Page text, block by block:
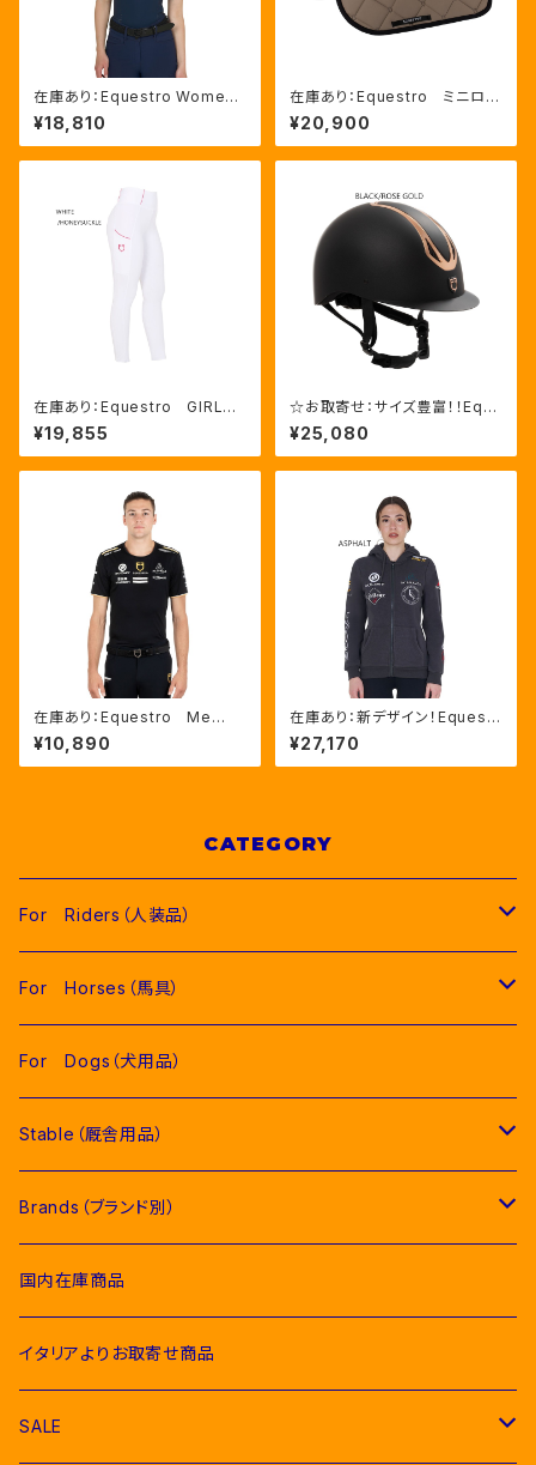
在庫あり：Equestro Wome
n's 半袖トレーニングシャツ 2
色 (ETW00313)
¥18,810
在庫あり：Equestro ミニロ
ゴ 障害用馬術ゼッケン（ETH0
9015）
¥20,900
在庫あり：Equestro GIRLS'
スリムフィット フルグリップ
レギンス 3色 （ETKU0004
7）
¥19,855
☆お取寄せ：サイズ豊富！！Equ
estro Azael ユニセックスヘル
メット ６色5サイズ（ETU0201
1）
¥25,080
在庫あり：Equestro Me
n’ｓ マルチロゴTシャツ（ETM
00171）
¥10,890
在庫あり：新デザイン！Equestr
o Women’ｓマルチロゴパーカ
ー２色（ETW00012SZ）
¥27,170
CATEGORY
For Riders（人装品）
Men（男性用衣類）
Competition Jackets（競技用ジャケット）
Competition Shirts（競技用シャツ）
Women（女性用衣類）
Competition Jackets（競技用ジャケット）
Competition Shirts（競技用シャツ）
Young Riders（ジュニア用衣類）
Competition Jackets（競技用ジャケット）
Competition Shirts（競技用シャツ）
Socks & Ties（ソックス、ネクタイ類）
Socks（ソックス）
Ties（ネクタイ類）
Raincoats（レインコート）
Body Protector（ボディプロテクター）
Belts（ベルト）
For Horses（馬具）
Pads（ゼッケン、パッド類）
Jumping Pads（障害馬術用ゼッケン）
Dressage Pads（馬場馬術用ゼッケン）
Fly Veils（イヤーネット類）
Bridles＆ Accesories （頭絡、手綱）
Bit（ハミ）
Halter & Lead rope（無口、曳き手）
Rugs & Neck Cover（馬着）
For Dogs（犬用品）
Stable（厩舎用品）
COMPETITION EQUIPMENT(競技会用品）
Stable Curtains（厩舎かけ）
Bags（バッグ類）
Horse Care（お手入れ用品）
Combs and Brushes（ブラシ）
Brands（ブランド別）
Acavallo（アカバロ）
EGO７（エゴセブン）
EQUICOMFORT(エクイコンフォート）
国内在庫商品
イタリアよりお取寄せ商品
SALE